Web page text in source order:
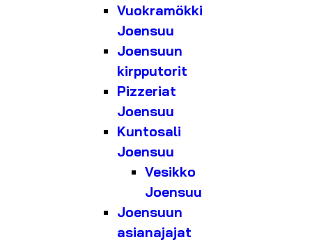
Vuokramökki
Joensuu
Joensuun
kirpputorit
Pizzeriat
Joensuu
Kuntosali
Joensuu
Vesikko
Joensuu
Joensuun
asianajajat